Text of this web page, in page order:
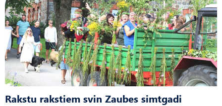
Rakstu rakstiem svin Zaubes simtgadi